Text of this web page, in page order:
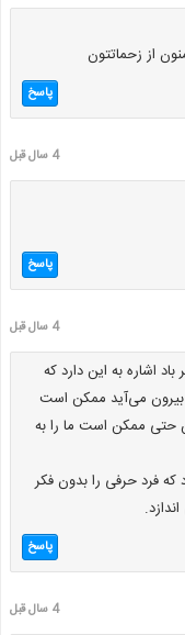
از زحماتتون
پاسخ
4 سال قبل
پاسخ
4 سال قبل
اشاره به این دارد که
بیرون می‌آید ممکن است
حتی ممکن است ما را به
فرد حرفی را بدون فکر
پاسخ
4 سال قبل